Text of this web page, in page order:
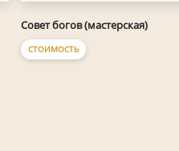
Совет богов (мастерская)
СТОИМОСТЬ